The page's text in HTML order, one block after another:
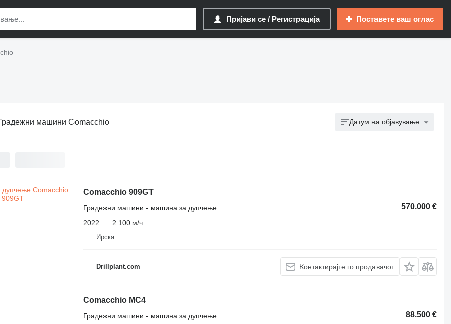
Пријави се / Регистрација Поставете ваш оглас
машини Comacchio Датум на објавување
Comacchio 909GT
570.000 €
Градежни машини - машина за дупчење
2022
2.100 м/ч
Ирска
Drillplant.com Контактирајте го продавачот
Comacchio MC4
88.500 €
Градежни машини - машина за дупчење